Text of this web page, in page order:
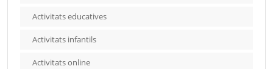
Activitats educatives
Activitats infantils
Activitats online